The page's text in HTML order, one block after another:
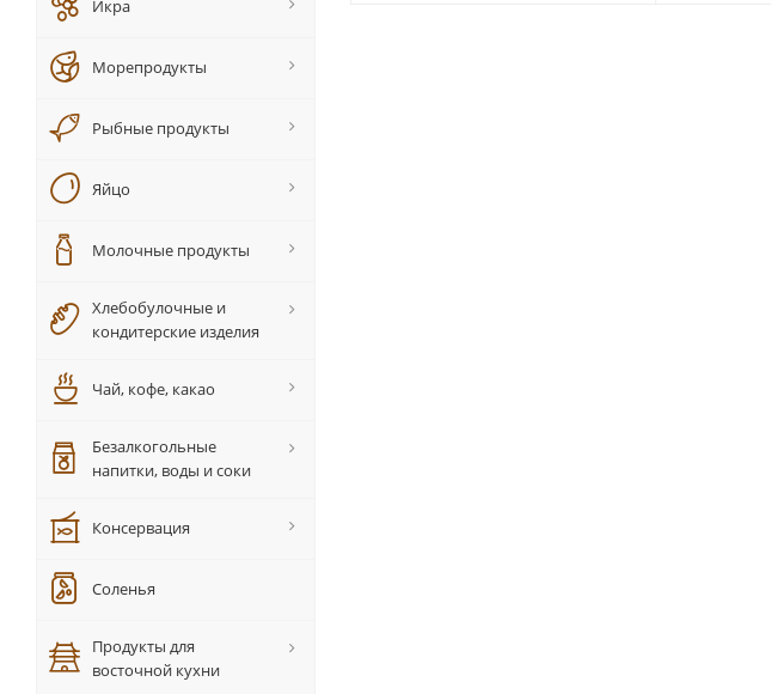
Икра
Морепродукты
Рыбные продукты
Яйцо
Молочные продукты
Хлебобулочные и
кондитерские изделия
Чай, кофе, какао
Безалкогольные
напитки, воды и соки
Консервация
Соленья
Продукты для
восточной кухни